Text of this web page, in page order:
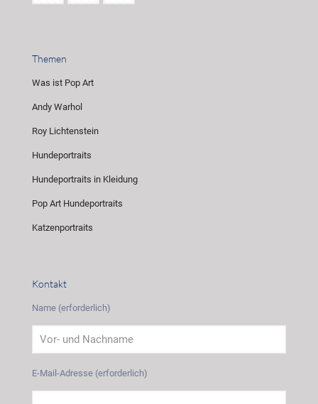
Themen
Was ist Pop Art
Andy Warhol
Roy Lichtenstein
Hundeportraits
Hundeportraits in Kleidung
Pop Art Hundeportraits
Katzenportraits
Kontakt
Name (erforderlich)
E-Mail-Adresse (erforderlich)